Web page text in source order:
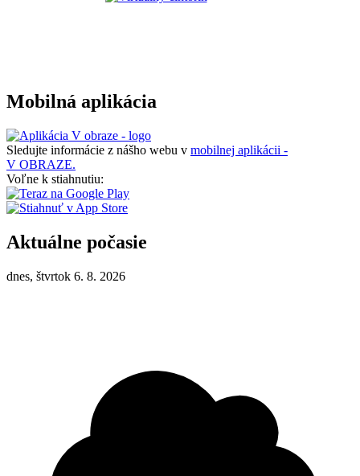
Mobilná aplikácia
Sledujte informácie z nášho webu v mobilnej aplikácii -
V OBRAZE.
Voľne k stiahnutiu:
Aktuálne počasie
dnes, štvrtok 6. 8. 2026